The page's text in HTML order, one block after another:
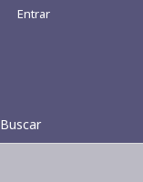
Buscar
Entrar